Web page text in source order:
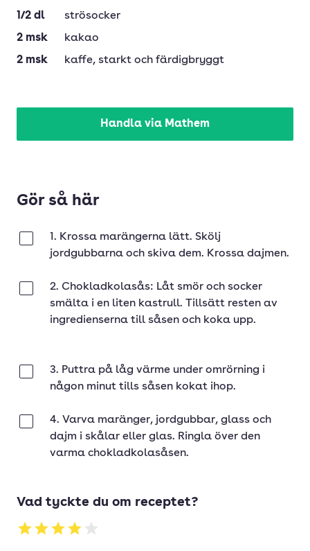
1/2 dl
strösocker
2 msk
kakao
2 msk kaffe, starkt och färdigbryggt
Handla via Mathem
Gör så här
1. Krossa marängerna lätt. Skölj
jordgubbarna och skiva dem. Krossa dajmen.
2. Chokladkolasås: Låt smör och socker
smälta i en liten kastrull. Tillsätt resten av
ingredienserna till såsen och koka upp.
3. Puttra på låg värme under omrörning i
någon minut tills såsen kokat ihop.
4. Varva maränger, jordgubbar, glass och
dajm i skålar eller glas. Ringla över den
varma chokladkolasåsen.
Vad tyckte du om receptet?